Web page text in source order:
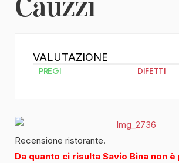
VALUTAZIONE
PREGI DIFETTI
Recensione ristorante.
Da quanto ci risulta Savio Bina non